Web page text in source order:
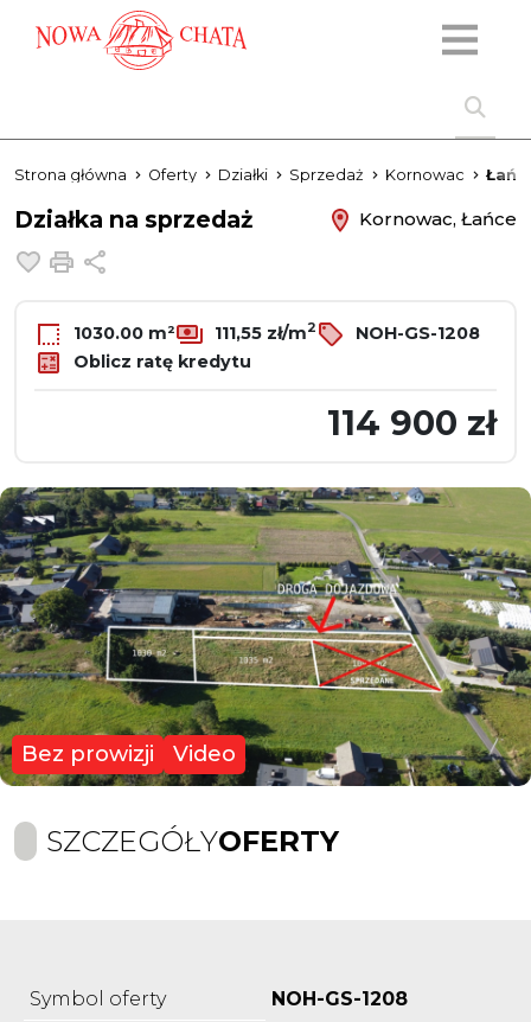
Strona główna Oferty Działki Sprzedaż Kornowac
Działka na sprzedaż
Kornowac, Łańce
Dodaj do ulubionych
Drukuj
1030.00 m² 111,55 zł/m2
NOH-GS-1208
Oblicz ratę kredytu
114 900 zł
Bez prowizji Video
SZCZEGÓŁYOFERTY
Symbol oferty
NOH-GS-1208